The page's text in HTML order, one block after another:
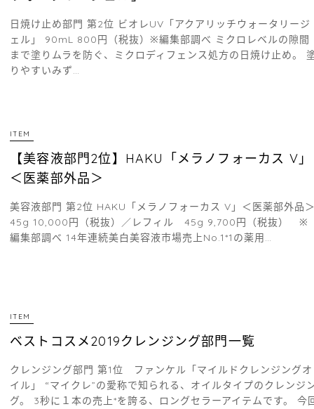
日焼け止め部門 第2位 ビオレUV「アクアリッチウォータリージ
ェル」 90mL 800円（税抜）※編集部調べ ミクロレベルの隙間
まで塗りムラを防ぐ、ミクロディフェンス処方の日焼け止め。
りやすいみず…
ITEM
【美容液部門2位】HAKU「メラノフォーカス V」
＜医薬部外品＞
美容液部門 第2位 HAKU「メラノフォーカス V」＜医薬部外品
45g 10,000円（税抜）／レフィル 45g 9,700円（税抜） ※
編集部調べ 14年連続美白美容液市場売上No.1*1の薬用…
ITEM
ベストコスメ2019クレンジング部門一覧
クレンジング部門 第1位 ファンケル「マイルドクレンジングオ
イル」 “マイクレ”の愛称で知られる、オイルタイプのクレンジ
グ。 3秒に１本の売上*を誇る、ロングセラーアイテムです。 今